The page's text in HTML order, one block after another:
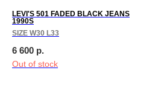
LEVI'S 501 FADED BLACK JEANS
1990S
SIZE W30 L33
6 600 р.
Out of stock